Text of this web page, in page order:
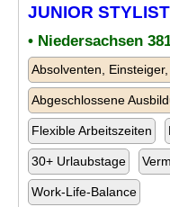
JUNIOR STYLIST
• Niedersachsen
Absolventen,
Abgeschlossene
Flexible Arbeitszeiten
30+ Urlaubstage
Work-Life-Balance